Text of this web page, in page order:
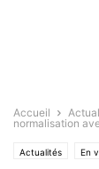
Accueil
normalisation
Actualités En